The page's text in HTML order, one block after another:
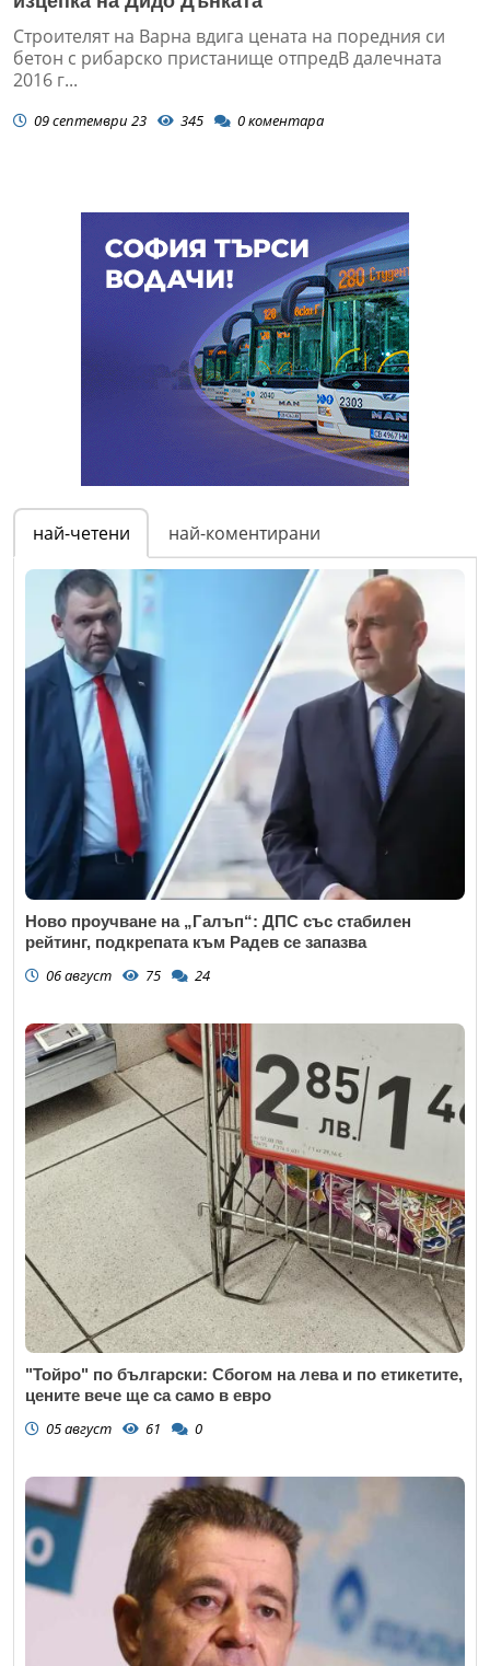
Строителят на Варна вдига цената на поредния си
бетон с рибарско пристанище отпредВ далечната
2016 г...
09 септември 23 345 0коментара
най-четени най-коментирани
Ново проучване на „Галъп“: ДПС със стабилен
рейтинг, подкрепата към Радев се запазва
06 август 75 24
"Тойро" по български: Сбогом на лева и по етикетите,
цените вече ще са само в евро
05 август 61 0